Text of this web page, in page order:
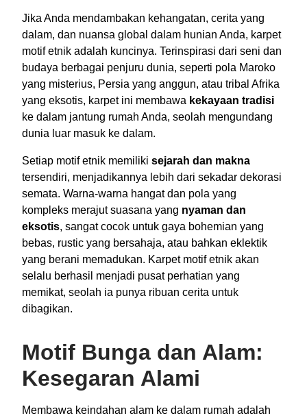
Jika Anda mendambakan kehangatan, cerita yang
dalam, dan nuansa global dalam hunian Anda, karpet
motif etnik adalah kuncinya. Terinspirasi dari seni dan
budaya berbagai penjuru dunia, seperti pola Maroko
yang misterius, Persia yang anggun, atau tribal Afrika
yang eksotis, karpet ini membawa kekayaan tradisi
ke dalam jantung rumah Anda, seolah mengundang
dunia luar masuk ke dalam.
Setiap motif etnik memiliki sejarah dan makna
tersendiri, menjadikannya lebih dari sekadar dekorasi
semata. Warna-warna hangat dan pola yang
kompleks merajut suasana yang nyaman dan
eksotis, sangat cocok untuk gaya bohemian yang
bebas, rustic yang bersahaja, atau bahkan eklektik
yang berani memadukan. Karpet motif etnik akan
selalu berhasil menjadi pusat perhatian yang
memikat, seolah ia punya ribuan cerita untuk
dibagikan.
Motif Bunga dan Alam:
Kesegaran Alami
Membawa keindahan alam ke dalam rumah adalah